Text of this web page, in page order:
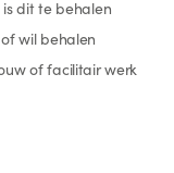
is dit te behalen
wil behalen
of facilitair werk